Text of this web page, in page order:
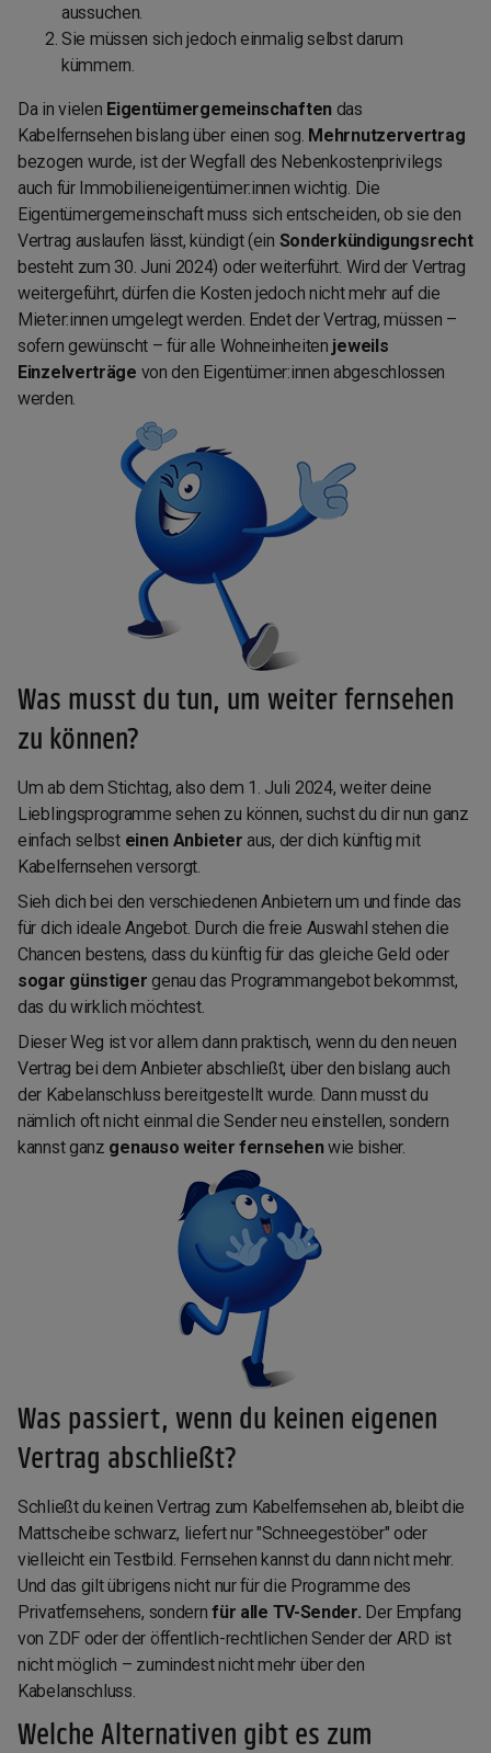
aussuchen.
Sie müssen sich jedoch einmalig selbst darum
kümmern.
Da in vielen Eigentümergemeinschaften das
Kabelfernsehen bislang über einen sog. Mehrnutzervertrag
bezogen wurde, ist der Wegfall des Nebenkostenprivilegs
auch für Immobilieneigentümer:innen wichtig. Die
Eigentümergemeinschaft muss sich entscheiden, ob sie den
Vertrag auslaufen lässt, kündigt (ein Sonderkündigungsrecht
besteht zum 30. Juni 2024) oder weiterführt. Wird der Vertrag
weitergeführt, dürfen die Kosten jedoch nicht mehr auf die
Mieter:innen umgelegt werden. Endet der Vertrag, müssen –
sofern gewünscht – für alle Wohneinheiten jeweils
Einzelverträge von den Eigentümer:innen abgeschlossen
werden.
Was musst du tun, um weiter fernsehen
zu können?
Um ab dem Stichtag, also dem 1. Juli 2024, weiter deine
Lieblingsprogramme sehen zu können, suchst du dir nun ganz
einfach selbst einen Anbieter aus, der dich künftig mit
Kabelfernsehen versorgt.
Sieh dich bei den verschiedenen Anbietern um und finde das
für dich ideale Angebot. Durch die freie Auswahl stehen die
Chancen bestens, dass du künftig für das gleiche Geld oder
sogar günstigergenau das Programmangebot bekommst,
das du wirklich möchtest.
Dieser Weg ist vor allem dann praktisch, wenn du den neuen
Vertrag bei dem Anbieter abschließt, über den bislang auch
der Kabelanschluss bereitgestellt wurde. Dann musst du
nämlich oft nicht einmal die Sender neu einstellen, sondern
kannst ganz genauso weiter fernsehenwie bisher.
Was passiert, wenn du keinen eigenen
Vertrag abschließt?
Schließt du keinen Vertrag zum Kabelfernsehen ab, bleibt die
Mattscheibe schwarz, liefert nur "Schneegestöber" oder
vielleicht ein Testbild. Fernsehen kannst du dann nicht mehr.
Und das gilt übrigens nicht nur für die Programme des
Privatfernsehens, sondernfür alle TV-Sender. Der Empfang
von ZDF oder der öffentlich-rechtlichen Sender der ARD ist
nicht möglich – zumindest nicht mehr über den
Kabelanschluss.
Welche Alternativen gibt es zum